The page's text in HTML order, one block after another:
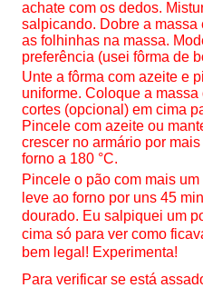
achate com os dedos.
salpicando. Dobre a massa
as folhinhas na massa.
preferência (usei fôrma de
Unte a fôrma com azeite e
uniforme. Coloque a
cortes (opcional) em cima
Pincele com azeite ou
crescer no armário por
forno a 180 °C.
Pincele o pão com mais
leve ao forno por uns 45
dourado. Eu salpiquei um
cima só para ver como
bem legal! Experimenta!
Para verificar se está